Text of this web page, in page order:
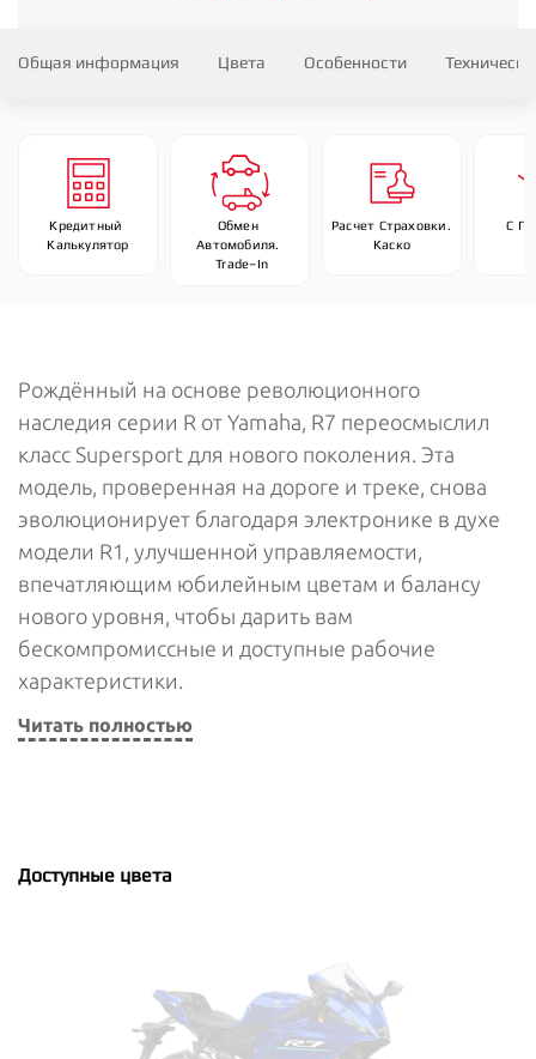
Общая информация Цвета Особенности
Кредитный
Калькулятор
Обмен
Автомобиля.
Trade–In
Расчет Страховки.
Каско
С
Рождённый на основе революционного
наследия серии R от Yamaha, R7 переосмыслил
класс Supersport для нового поколения. Эта
модель, проверенная на дороге и треке, снова
эволюционирует благодаря электронике в духе
модели R1, улучшенной управляемости,
впечатляющим юбилейным цветам и балансу
нового уровня, чтобы дарить вам
бескомпромиссные и доступные рабочие
характеристики.
Читать полностью
Доступные цвета